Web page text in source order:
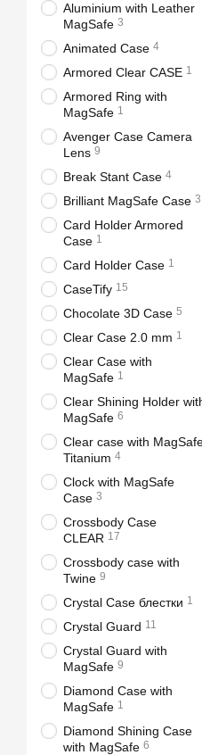
Aluminium with Leather
MagSafe 3
Animated Case 4
Armored Clear CASE 1
Armored Ring with
MagSafe 1
Avenger Case Camera
Lens 9
Break Stant Case 4
Brilliant MagSafe Case 3
Card Holder Armored
Case 1
Card Holder Case 1
CaseTify 15
Chocolate 3D Case 5
Clear Case 2.0 mm 1
Clear Case with
MagSafe 1
Clear Shining Holder
MagSafe 6
Clear case with
Titanium 4
Clock with MagSafe
Case 3
Crossbody Case
CLEAR 17
Crossbody case with
Twine 9
Crystal Case блестки 1
Crystal Guard 11
Crystal Guard with
MagSafe 9
Diamond Case with
MagSafe 1
Diamond Shining Case
with MagSafe 6